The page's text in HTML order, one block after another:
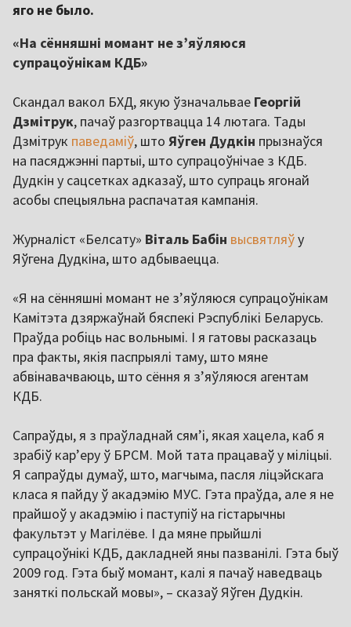
яго не было.
«На сённяшні момант не з’яўляюся
супрацоўнікам КДБ»
Скандал вакол БХД, якую ўзначальвае Георгій
Дзмітрук, пачаў разгортвацца 14 лютага. Тады
Дзмітрук паведаміў, што Яўген Дудкін прызнаўся
на пасяджэнні партыі, што супрацоўнічае з КДБ.
Дудкін у сацсетках адказаў, што супраць ягонай
асобы спецыяльна распачатая кампанія.
Журналіст «Белсату» Віталь Бабін высвятляўу
Яўгена Дудкіна, што адбываецца.
«Я на сённяшні момант не з’яўляюся супрацоўнікам
Камітэта дзяржаўнай бяспекі Рэспублікі Беларусь.
Праўда робіць нас вольнымі. І я гатовы расказаць
пра факты, якія паспрыялі таму, што мяне
абвінавачваюць, што сёння я з’яўляюся агентам
КДБ.
Сапраўды, я з праўладнай сям’і, якая хацела, каб я
зрабіў кар’еру ў БРСМ. Мой тата працаваў у міліцыі.
Я сапраўды думаў, што, магчыма, пасля ліцэйскага
класа я пайду ў акадэмію МУС. Гэта праўда, але я не
прайшоў у акадэмію і паступіў на гістарычны
факультэт у Магілёве. І да мяне прыйшлі
супрацоўнікі КДБ, дакладней яны пазванілі. Гэта быў
2009 год. Гэта быў момант, калі я пачаў наведваць
заняткі польскай мовы», – сказаў Яўген Дудкін.